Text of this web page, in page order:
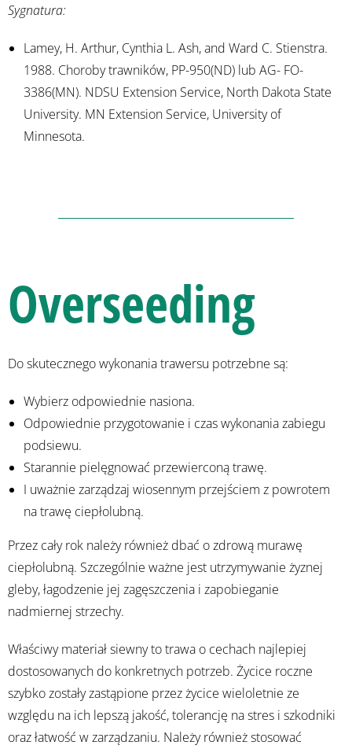
Sygnatura:
Lamey, H. Arthur, Cynthia L. Ash, and Ward C. Stienstra.
1988. Choroby trawników, PP-950(ND) lub AG- FO-
3386(MN). NDSU Extension Service, North Dakota State
University. MN Extension Service, University of
Minnesota.
Overseeding
Do skutecznego wykonania trawersu potrzebne są:
Wybierz odpowiednie nasiona.
Odpowiednie przygotowanie i czas wykonania zabiegu
podsiewu.
Starannie pielęgnować przewierconą trawę.
I uważnie zarządzaj wiosennym przejściem z powrotem
na trawę ciepłolubną.
Przez cały rok należy również dbać o zdrową murawę
ciepłolubną. Szczególnie ważne jest utrzymywanie żyznej
gleby, łagodzenie jej zagęszczenia i zapobieganie
nadmiernej strzechy.
Właściwy materiał siewny to trawa o cechach najlepiej
dostosowanych do konkretnych potrzeb. Życice roczne
szybko zostały zastąpione przez życice wieloletnie ze
względu na ich lepszą jakość, tolerancję na stres i szkodniki
oraz łatwość w zarządzaniu. Należy również stosować